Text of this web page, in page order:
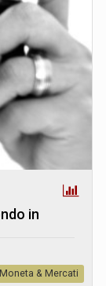
in
Moneta & Mercati